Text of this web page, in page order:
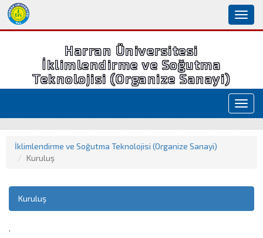
Harran Üniversitesi
İklimlendirme ve Soğutma
Teknolojisi (Organize Sanayi)
İklimlendirme ve Soğutma Teknolojisi (Organize Sanayi)
Kuruluş
Kuruluş
.